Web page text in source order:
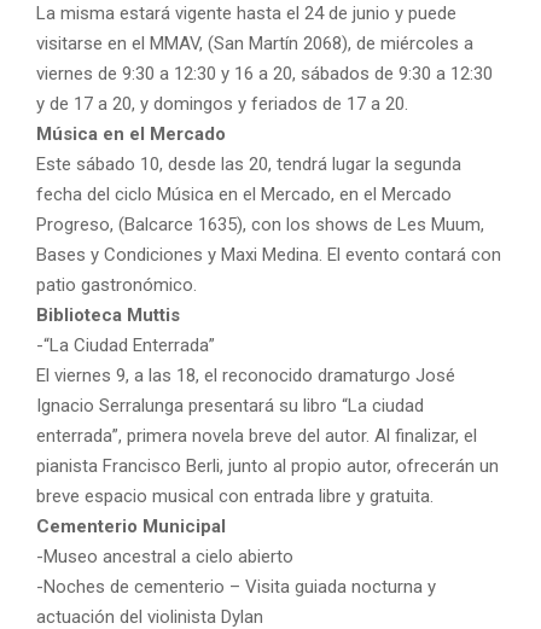
La misma estará vigente hasta el 24 de junio y puede
visitarse en el MMAV, (San Martín 2068), de miércoles a
viernes de 9:30 a 12:30 y 16 a 20, sábados de 9:30 a 12:30
y de 17 a 20, y domingos y feriados de 17 a 20.
Música en el Mercado
Este sábado 10, desde las 20, tendrá lugar la segunda
fecha del ciclo Música en el Mercado, en el Mercado
Progreso, (Balcarce 1635), con los shows de Les Muum,
Bases y Condiciones y Maxi Medina. El evento contará con
patio gastronómico.
Biblioteca Muttis
-“La Ciudad Enterrada”
El viernes 9, a las 18, el reconocido dramaturgo José
Ignacio Serralunga presentará su libro “La ciudad
enterrada”, primera novela breve del autor. Al finalizar, el
pianista Francisco Berli, junto al propio autor, ofrecerán un
breve espacio musical con entrada libre y gratuita.
Cementerio Municipal
-Museo ancestral a cielo abierto
-Noches de cementerio – Visita guiada nocturna y
actuación del violinista Dylan